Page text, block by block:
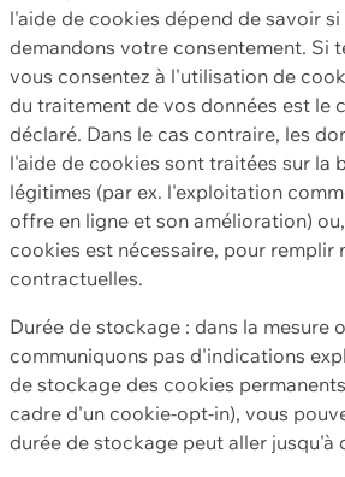
l'aide de cookies dépend de savoir si
demandons votre consentement. Si
vous consentez à l'utilisation de
du traitement de vos données est le
déclaré. Dans le cas contraire, les
l'aide de cookies sont traitées sur la
légitimes (par ex. l'exploitation
offre en ligne et son amélioration)
cookies est nécessaire, pour remplir
contractuelles.
Durée de stockage : dans la mesure
communiquons pas d'indications
de stockage des cookies
cadre d'un cookie-opt-in), vous
durée de stockage peut aller jusqu'à